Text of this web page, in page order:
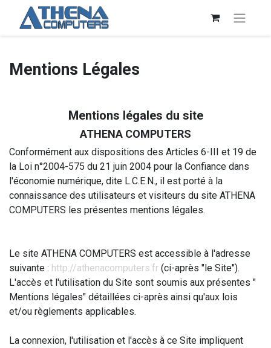
Mentions Légales
Mentions légales du site
ATHENA COMPUTERS
Conformément aux dispositions des Articles 6-III et 19 de
la Loi n°2004-575 du 21 juin 2004 pour la Confiance dans
l'économie numérique, dite L.C.E.N., il est porté à la
connaissance des utilisateurs et visiteurs du site ATHENA
COMPUTERS les présentes mentions légales.
Le site ATHENA COMPUTERS est accessible à l'adresse
suivante : http://athenacomputers.fr (ci-après "le Site").
L'accès et l'utilisation du Site sont soumis aux présentes "
Mentions légales" détaillées ci-après ainsi qu'aux lois
et/ou règlements applicables.
La connexion, l'utilisation et l'accès à ce Site impliquent